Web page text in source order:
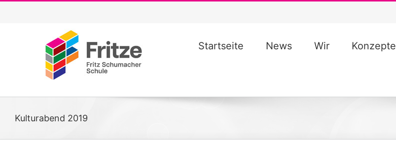
Startseite News Wir Konzepte
Kulturabend 2019